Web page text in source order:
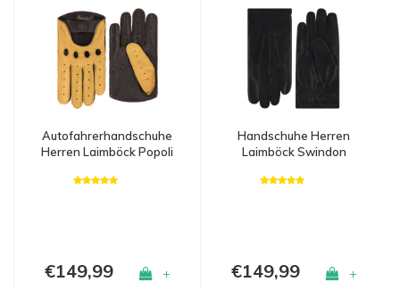
Autofahrerhandschuhe
Herren Laimböck Popoli
€149,99 +
Handschuhe Herren
Laimböck Swindon
€149,99 +